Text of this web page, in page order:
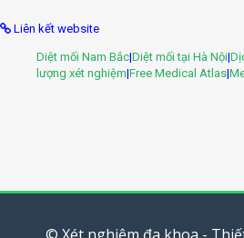
Liên kết website
Diệt mối Nam Bắc|Diệt mối tại Hà Nội|
lượng xét nghiệm|Free Medical Atlas|